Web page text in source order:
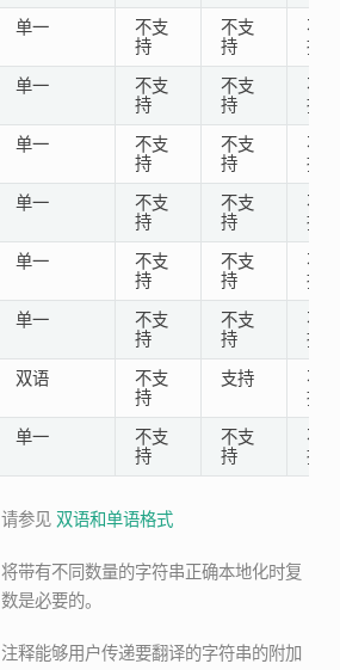
单一
不支
持
不支
持
不支
持
单一
不支
持
不支
持
不支
持
单一
不支
持
不支
持
不支
持
单一
不支
持
不支
持
不支
持
单一
不支
持
不支
持
不支
持
单一
不支
持
不支
持
不支
持
双语
不支
持
支持
不支
持
单一
不支
持
不支
持
不支
持
请参见 双语和单语格式
将带有不同数量的字符串正确本地化时复
数是必要的。
注释能够用户传递要翻译的字符串的附加